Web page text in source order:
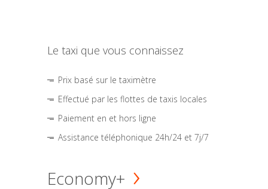
Le taxi que vous connaissez
Prix basé sur le taximètre
Effectué par les flottes de taxis locales
Paiement en et hors ligne
Assistance téléphonique 24h/24 et 7j/7
Economy+